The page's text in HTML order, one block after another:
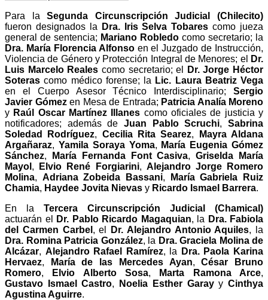
Para laSegunda Circunscripción Judicial (Chilecito)
fueron designados la
Dra. Iris Selva Tobares como jueza
general de sentencia; Mariano Robledo como secretario; la
Dra. María Florencia Alfonsoen el Juzgado de Instrucción,
Violencia de Género y Protección Integral de Menores; el
Dr.
Luis Marcelo Reales como secretario; el
Dr. Jorge Héctor
Soteras como médico forense; la Lic. Laura Beatriz Vega
en el Cuerpo Asesor Técnico Interdisciplinario; Sergio
Javier Gómezen Mesa de Entrada; Patricia Analía Moreno
y Raúl Oscar Martínez Illanes como oficiales de justicia y
notificadores; además de Juan Pablo Scruchi,Sabrina
Soledad Rodríguez, Cecilia Rita Searez,
Mayra Aldana
Argañaraz, Yamila Soraya Yoma, María Eugenia Gómez
Sánchez, María Fernanda Font Casiva,Griselda María
Mayol , Elvio René Forgiarini, Alejandro Jorge Romero
Molina, Adriana Zobeida Bassani,
María Gabriela Ruiz
Chamia, Haydee Jovita Nievas y Ricardo Ismael Barrera.
En la Tercera Circunscripción Judicial (Chamical)
actuarán el
Dr. Pablo Ricardo Magaquian, la Dra. Fabiola
del Carmen Carbel , el Dr. Alejandro Antonio Aquiles, la
Dra. Romina Patricia González, la Dra. Graciela Molina de
Alcázar, Alejandro Rafael Ramírez, la
Dra. Paola Karina
Hervaez, María de las Mercedes Ayan,César Bruno
Romero, Elvio Alberto Sosa, Marta Ramona Arce,
Gustavo Ismael Castro, Noelia Esther GarayyCinthya
Agustina Aguirre.